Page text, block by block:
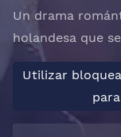
Un drama
holandesa que
Utilizar